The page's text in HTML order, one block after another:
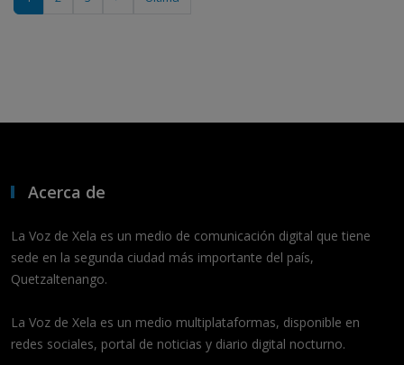
Acerca de
La Voz de Xela es un medio de comunicación digital que tiene
sede en la segunda ciudad más importante del país,
Quetzaltenango.
La Voz de Xela es un medio multiplataformas, disponible en
redes sociales, portal de noticias y diario digital nocturno.